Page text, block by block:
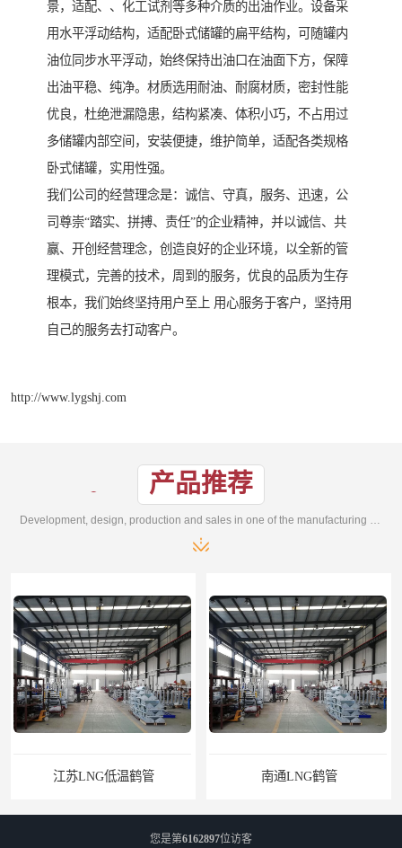
景，适配、、化工试剂等多种介质的出油作业。设备采
用水平浮动结构，适配卧式储罐的扁平结构，可随罐内
油位同步水平浮动，始终保持出油口在油面下方，保障
出油平稳、纯净。材质选用耐油、耐腐材质，密封性能
优良，杜绝泄漏隐患，结构紧凑、体积小巧，不占用过
多储罐内部空间，安装便捷，维护简单，适配各类规格
卧式储罐，实用性强。
我们公司的经营理念是：诚信、守真，服务、迅速，公
司尊崇“踏实、拼搏、责任”的企业精神，并以诚信、共
赢、开创经营理念，创造良好的企业环境，以全新的管
理模式，完善的技术，周到的服务，优良的品质为生存
根本，我们始终坚持用户至上 用心服务于客户，坚持用
自己的服务去打动客户。
http://www.lygshj.com
产品推荐
江苏LNG低温鹤管 南通LNG鹤管
您是第6162897位访客